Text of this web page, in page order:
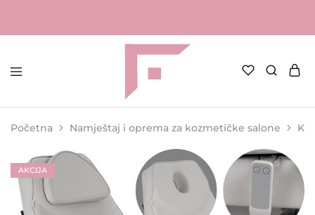
FAME
Profesionalna
za
kozmetičke
Početna Namještaj i oprema za kozmetičke salone
AKCIJA